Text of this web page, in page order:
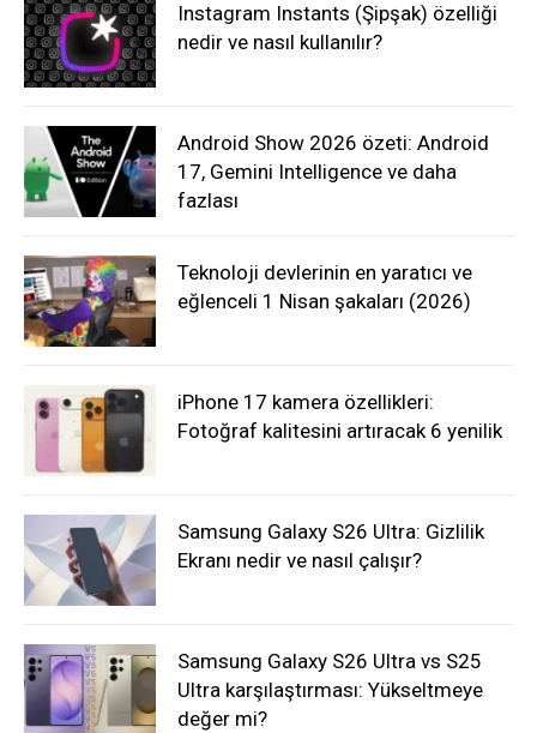
Instagram Instants (Şipşak) özelliği
nedir ve nasıl kullanılır?
Android Show 2026 özeti: Android
17, Gemini Intelligence ve daha
fazlası
Teknoloji devlerinin en yaratıcı ve
eğlenceli 1 Nisan şakaları (2026)
iPhone 17 kamera özellikleri:
Fotoğraf kalitesini artıracak 6 yenilik
Samsung Galaxy S26 Ultra: Gizlilik
Ekranı nedir ve nasıl çalışır?
Samsung Galaxy S26 Ultra vs S25
Ultra karşılaştırması: Yükseltmeye
değer mi?